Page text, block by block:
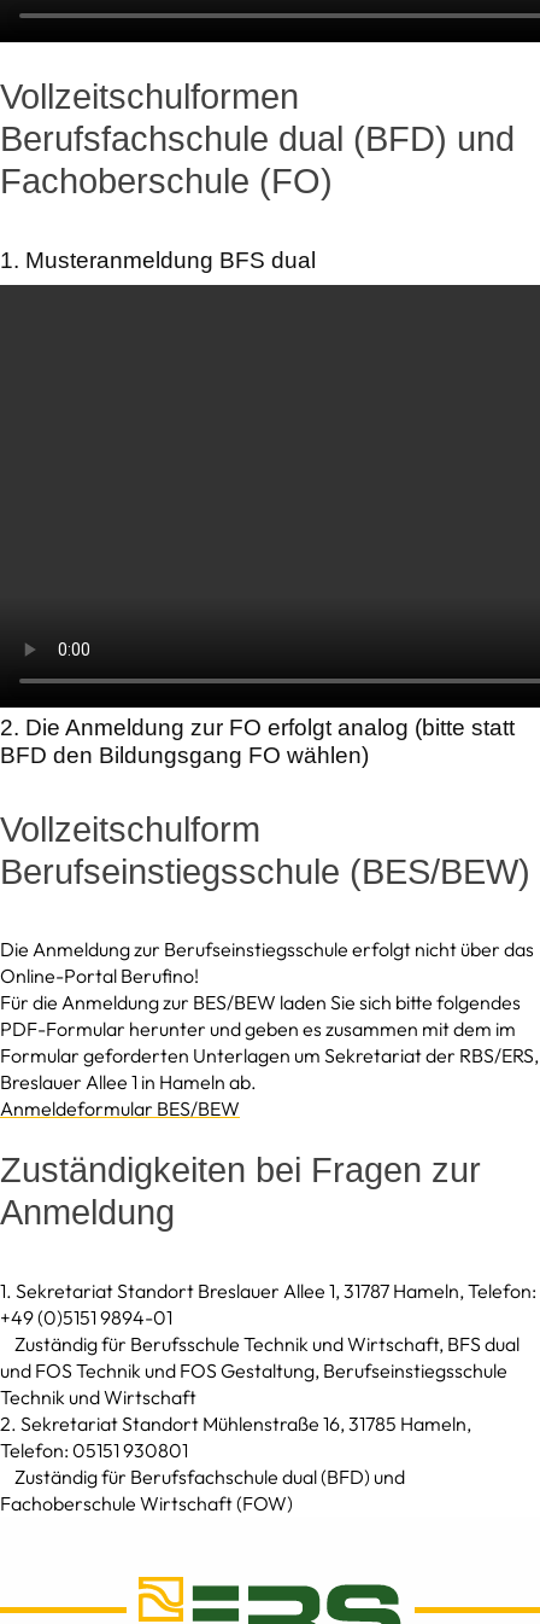
Vollzeitschulformen
Berufsfachschule dual (BFD) und
Fachoberschule (FO)
1. Musteranmeldung BFS dual
2. Die Anmeldung zur FO erfolgt analog (bitte statt
BFD den Bildungsgang FO wählen)
Vollzeitschulform
Berufseinstiegsschule (BES/BEW)
Die Anmeldung zur Berufseinstiegsschule erfolgt nicht über das
Online-Portal Berufino!
Für die Anmeldung zur BES/BEW laden Sie sich bitte folgendes
PDF-Formular herunter und geben es zusammen mit dem im
Formular geforderten Unterlagen um Sekretariat der RBS/ERS,
Breslauer Allee 1 in Hameln ab.
Anmeldeformular BES/BEW
Zuständigkeiten bei Fragen zur
Anmeldung
1. Sekretariat Standort Breslauer Allee 1, 31787 Hameln, Telefon:
+49 (0)5151 9894-01
Zuständig für Berufsschule Technik und Wirtschaft, BFS dual
und FOS Technik und FOS Gestaltung, Berufseinstiegsschule
Technik und Wirtschaft
2. Sekretariat Standort Mühlenstraße 16, 31785 Hameln,
Telefon: 05151 930801
Zuständig für Berufsfachschule dual (BFD) und
Fachoberschule Wirtschaft (FOW)